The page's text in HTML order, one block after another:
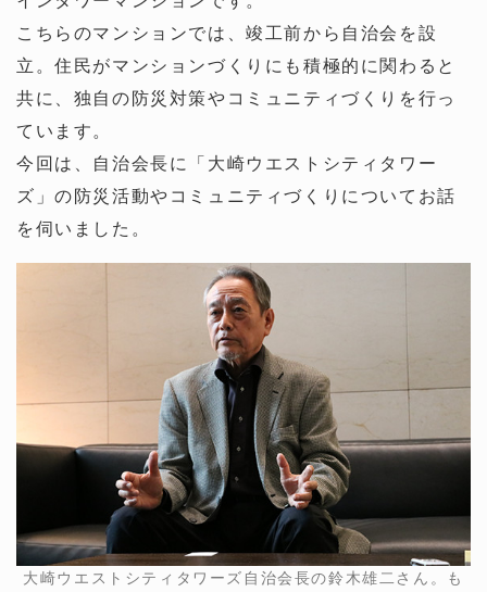
こちらのマンションでは、竣工前から自治会を設
立。住民がマンションづくりにも積極的に関わると
共に、独自の防災対策やコミュニティづくりを行っ
ています。
今回は、自治会長に「大崎ウエストシティタワー
ズ」の防災活動やコミュニティづくりについてお話
を伺いました。
大崎ウエストシティタワーズ自治会長の鈴木雄二さん。も